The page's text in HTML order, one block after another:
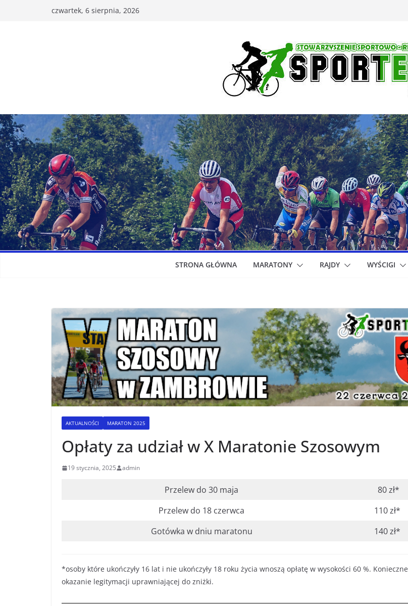
czwartek, 6 sierpnia, 2026
STRONA GŁÓWNA MARATONY RAJDY WYŚCIGI
AKTUALNOŚCI MARATON 2025
Opłaty za udział w X Maratonie Szosowym
19 stycznia, 2025 admin
Przelew do 30 maja
80 zł*
Przelew do 18 czerwca
110 zł*
Gotówka w dniu maratonu
140 zł*
*osoby które ukończyły 16 lat i nie ukończyły 18 roku życia wnoszą opłatę w wysokości 60 %. Konieczne
okazanie legitymacji uprawniającej do zniżki.